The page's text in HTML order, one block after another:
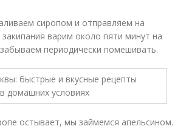
сиропом и отправляем на
варим около пяти минут на
периодически помешивать.
остывает, мы займемся апельсином.